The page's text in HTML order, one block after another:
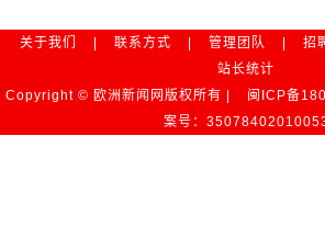
关于我们 联系方式 管理团队 招
站长统计
Copyright © 欧洲新闻网版权所有 |
闽ICP备
案号：